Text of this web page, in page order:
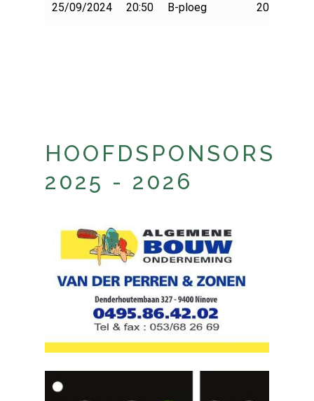
25/09/2024 20:50 B-ploeg 2024-2025
HOOFDSPONSORS
2025 - 2026